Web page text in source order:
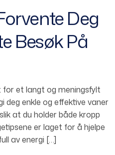
Deg
Besøk På
for et langt og meningsfylt
deg enkle og effektive vaner
at du holder både kropp
er laget for å hjelpe
av energi […]